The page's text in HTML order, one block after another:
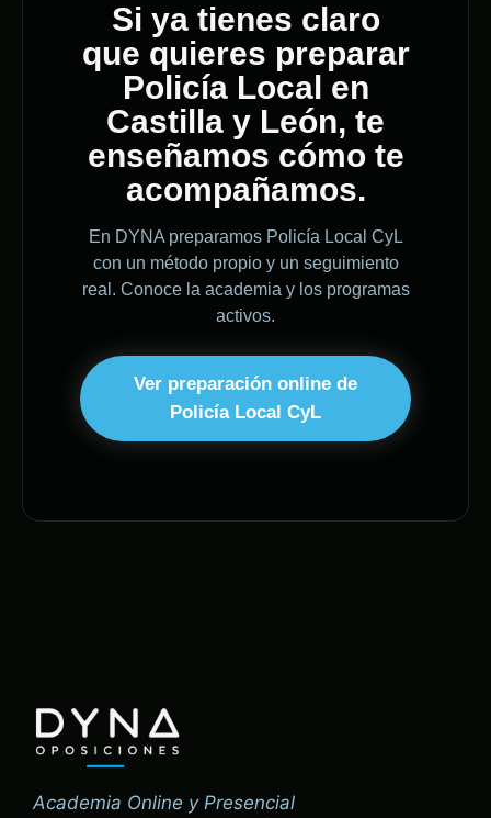
Si ya tienes claro
que quieres preparar
Policía Local en
Castilla y León, te
enseñamos cómo te
acompañamos.
En DYNA preparamos Policía Local CyL
con un método propio y un seguimiento
real. Conoce la academia y los programas
activos.
Ver preparación online de
Policía Local CyL
Academia Online y Presencial